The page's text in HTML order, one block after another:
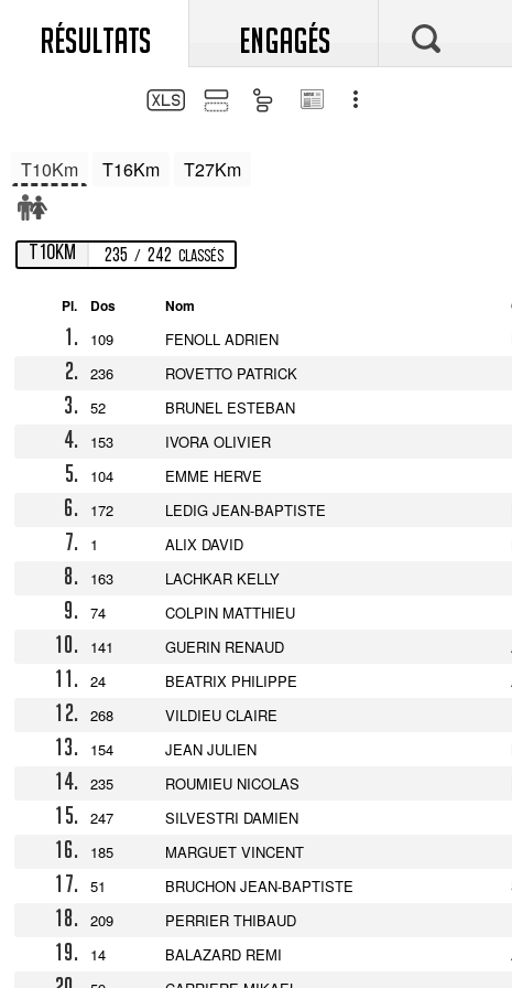
RÉSULTATS ENGAGÉS
T10Km T16Km T27Km
T10Km 235 / 242 Classés
Pl. Dos Nom
1. 109 FENOLL ADRIEN
2. 236 ROVETTO PATRICK
3. 52 BRUNEL ESTEBAN
4. 153 IVORA OLIVIER
5. 104 EMME HERVE
6. 172 LEDIG JEAN-BAPTISTE
7. 1 ALIX DAVID
8. 163 LACHKAR KELLY
9. 74 COLPIN MATTHIEU
10. 141 GUERIN RENAUD
11. 24 BEATRIX PHILIPPE
12. 268 VILDIEU CLAIRE
13. 154 JEAN JULIEN
14. 235 ROUMIEU NICOLAS
15. 247 SILVESTRI DAMIEN
16. 185 MARGUET VINCENT
17. 51 BRUCHON JEAN-BAPTISTE
18. 209 PERRIER THIBAUD
19. 14 BALAZARD REMI